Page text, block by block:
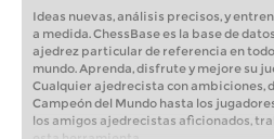
Ideas nuevas, análisis precisos, y
a medida. ChessBase es la base de
ajedrez particular de referencia en
mundo. Aprenda, disfrute y mejore su
Cualquier ajedrecista con ambiciones,
Campeón del Mundo hasta los
los amigos ajedrecistas aficionados,